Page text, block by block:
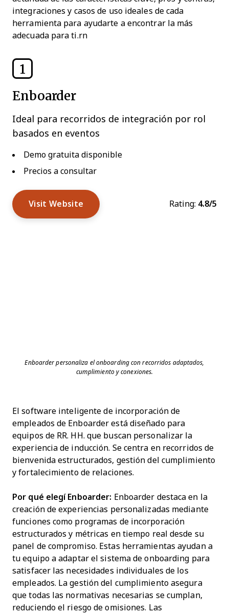
integraciones y casos de uso ideales de cada
herramienta para ayudarte a encontrar la más
adecuada para ti.rn
1
Enboarder
Ideal para recorridos de integración por rol
basados en eventos
Demo gratuita disponible
Precios a consultar
Visit Website Rating: 4.8/5
Enboarder personaliza el onboarding con recorridos adaptados,
cumplimiento y conexiones.
El software inteligente de incorporación de
empleados de Enboarder está diseñado para
equipos de RR. HH. que buscan personalizar la
experiencia de inducción. Se centra en recorridos de
bienvenida estructurados, gestión del cumplimiento
y fortalecimiento de relaciones.
Por qué elegí Enboarder: Enboarder destaca en la
creación de experiencias personalizadas mediante
funciones como programas de incorporación
estructurados y métricas en tiempo real desde su
panel de compromiso. Estas herramientas ayudan a
tu equipo a adaptar el sistema de onboarding para
satisfacer las necesidades individuales de los
empleados. La gestión del cumplimiento asegura
que todas las normativas necesarias se cumplan,
reduciendo el riesgo de omisiones. Las